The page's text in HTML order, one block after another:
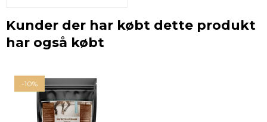
Kunder der har købt dette produkt
har også købt
-10%